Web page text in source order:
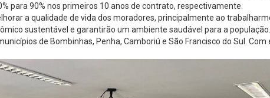
para 90% nos primeiros 10 anos de contrato, respectivamente.
a qualidade de vida dos moradores, principalmente ao
sustentável e garantirão um ambiente saudável para a
de Bombinhas, Penha, Camboriú e São Francisco do Sul.